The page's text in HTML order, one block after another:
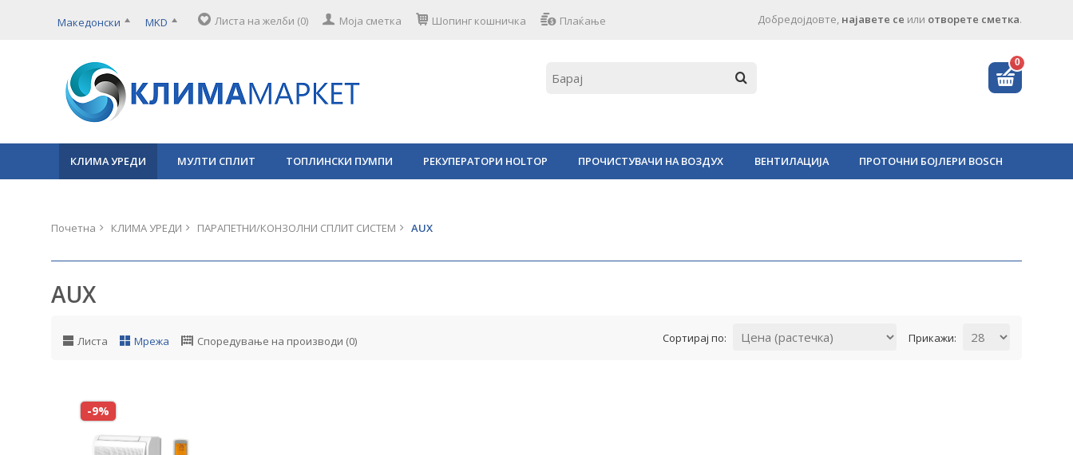
Македонски MKD Добредојдовте, најавете се или отворете сметка.
Листа на желби (0) Моја сметка Шопинг кошничка Плаќање
0
КЛИМА УРЕДИ МУЛТИ СПЛИТ ТОПЛИНСКИ ПУМПИ РЕКУПЕРАТОРИ HOLTOP ПРОЧИСТУВАЧИ НА ВОЗДУХ ВЕНТИЛАЦИЈА ПРОТОЧНИ БОЈЛЕРИ BOSCH
Почетна КЛИМА УРЕДИ ПАРАПЕТНИ/КОНЗОЛНИ СПЛИТ СИСТЕМ AUX
AUX
Листа Мрежа Споредување на производи (0) Прикажи:
Сортирај по:
-9%